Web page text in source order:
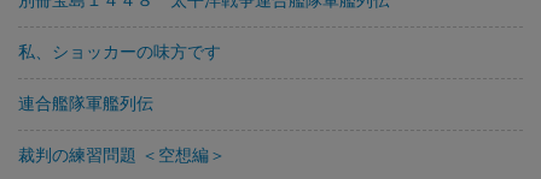
私、ショッカーの味方です
連合艦隊軍艦列伝
裁判の練習問題 ＜空想編＞